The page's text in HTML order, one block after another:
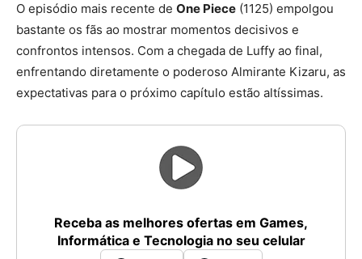
O episódio mais recente de One Piece (1125) empolgou
bastante os fãs ao mostrar momentos decisivos e
confrontos intensos. Com a chegada de Luffy ao final,
enfrentando diretamente o poderoso Almirante Kizaru, as
expectativas para o próximo capítulo estão altíssimas.
Receba as melhores ofertas em Games,
Informática e Tecnologia no seu celular